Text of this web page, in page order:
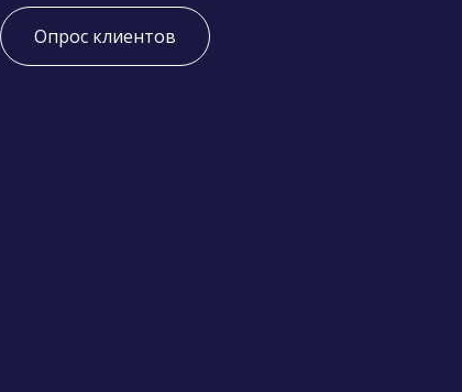
Опрос клиентов